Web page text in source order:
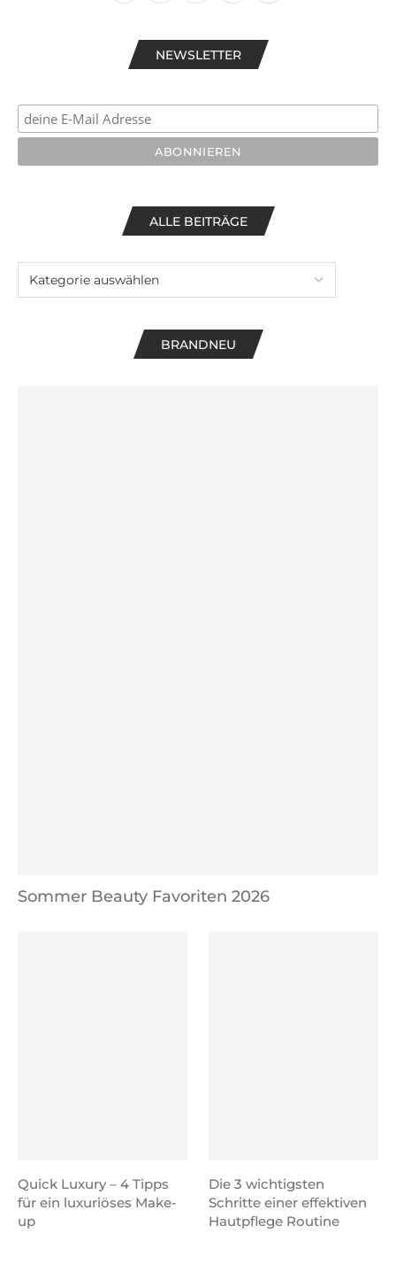
NEWSLETTER
ALLE BEITRÄGE
BRANDNEU
Sommer Beauty Favoriten 2026
Quick Luxury – 4 Tipps
für ein luxuriöses Make-
up
Die 3 wichtigsten
Schritte einer effektiven
Hautpflege Routine